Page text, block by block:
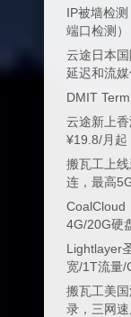
IP被墙检
端口检测）
云途日本国
延迟和流
DMIT
云途新上
¥19.8/月起
搬瓦工上
连，最高
CoalCloud
4G/20G硬
Lightlayer
宽/1T流量/
搬瓦工美
录，三网